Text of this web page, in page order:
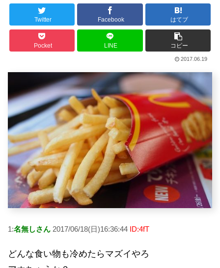
Twitter Facebook はてブ
Pocket LINE コピー
2017.06.19
1:名無しさん 2017/06/18(日)16:36:44 ID:4fT
どんな食い物も冷めたらマズイやろ